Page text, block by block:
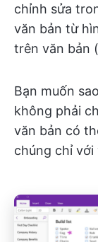
chỉnh sửa
văn bản từ
trên văn bản
Bạn muốn
không phải
văn bản có
chúng chỉ với